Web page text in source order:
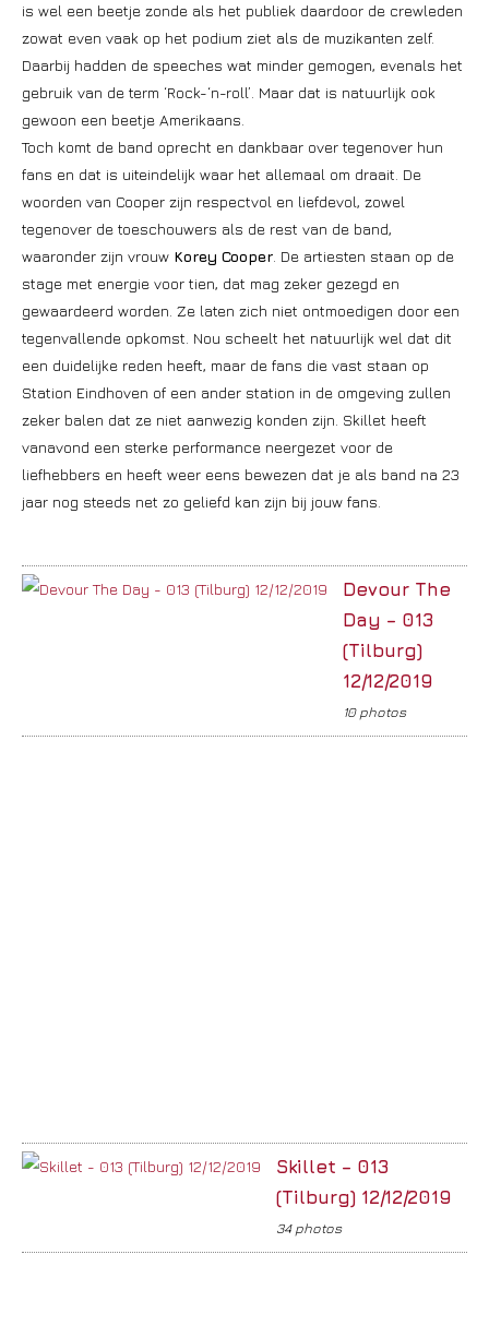
is wel een beetje zonde als het publiek daardoor de crewleden
zowat even vaak op het podium ziet als de muzikanten zelf.
Daarbij hadden de speeches wat minder gemogen, evenals het
gebruik van de term ‘Rock-‘n-roll’. Maar dat is natuurlijk ook
gewoon een beetje Amerikaans.
Toch komt de band oprecht en dankbaar over tegenover hun
fans en dat is uiteindelijk waar het allemaal om draait. De
woorden van Cooper zijn respectvol en liefdevol, zowel
tegenover de toeschouwers als de rest van de band,
waaronder zijn vrouw Korey Cooper . De artiesten staan op de
stage met energie voor tien, dat mag zeker gezegd en
gewaardeerd worden. Ze laten zich niet ontmoedigen door een
tegenvallende opkomst. Nou scheelt het natuurlijk wel dat dit
een duidelijke reden heeft, maar de fans die vast staan op
Station Eindhoven of een ander station in de omgeving zullen
zeker balen dat ze niet aanwezig konden zijn. Skillet heeft
vanavond een sterke performance neergezet voor de
liefhebbers en heeft weer eens bewezen dat je als band na 23
jaar nog steeds net zo geliefd kan zijn bij jouw fans.
Devour The
Day – 013
(Tilburg)
12/12/2019
10 photos
Skillet – 013
(Tilburg) 12/12/2019
34 photos